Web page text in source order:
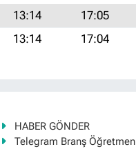
13:14 17:05
13:14 17:04
HABER GÖNDER
Telegram Branş Öğretmen